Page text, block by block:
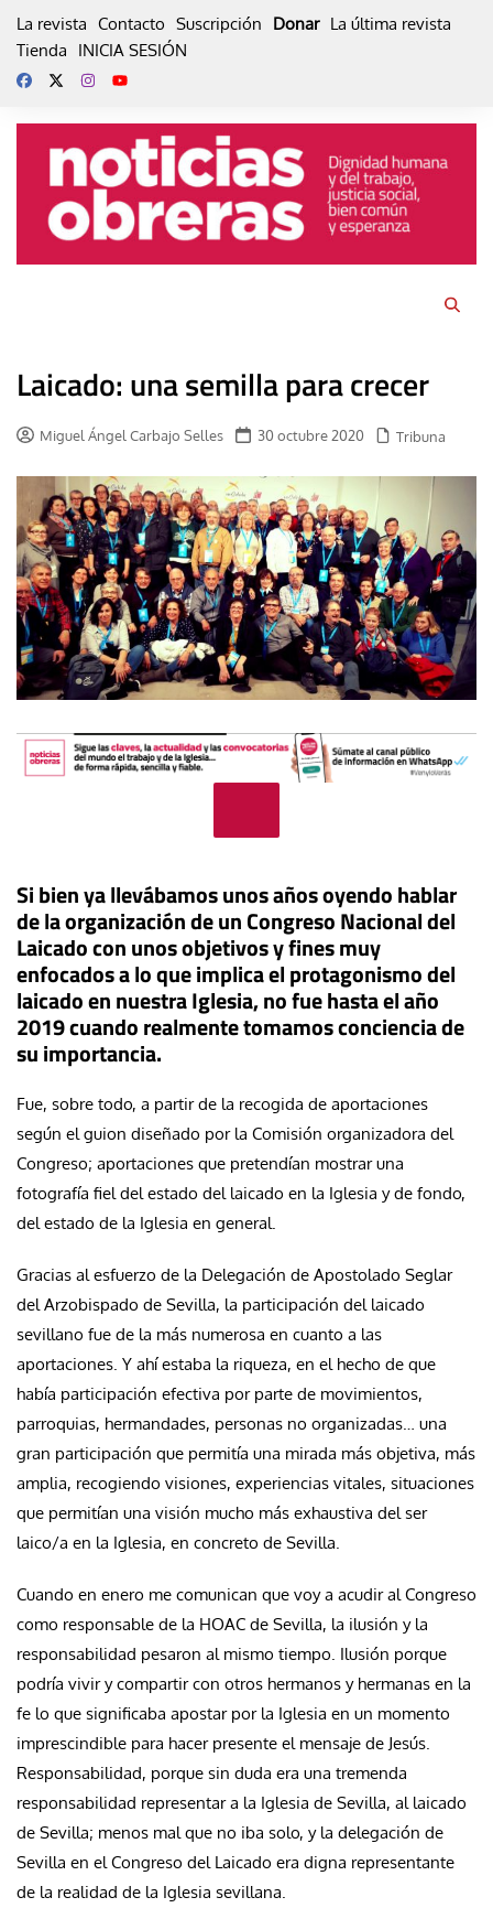
La revista Contacto Suscripción Donar La última revista
Tienda
INICIA SESIÓN
Laicado: una semilla para crecer
Miguel Ángel Carbajo Selles 30 octubre 2020 Tribuna
Si bien ya llevábamos unos años oyendo hablar
de la organización de un Congreso Nacional del
Laicado con unos objetivos y fines muy
enfocados a lo que implica el protagonismo del
laicado en nuestra Iglesia, no fue hasta el año
2019 cuando realmente tomamos conciencia de
su importancia.
Fue, sobre todo, a partir de la recogida de aportaciones
según el guion diseñado por la Comisión organizadora del
Congreso; aportaciones que pretendían mostrar una
fotografía fiel del estado del laicado en la Iglesia y de fondo,
del estado de la Iglesia en general.
Gracias al esfuerzo de la Delegación de Apostolado Seglar
del Arzobispado de Sevilla, la participación del laicado
sevillano fue de la más numerosa en cuanto a las
aportaciones. Y ahí estaba la riqueza, en el hecho de que
había participación efectiva por parte de movimientos,
parroquias, hermandades, personas no organizadas… una
gran participación que permitía una mirada más objetiva, más
amplia, recogiendo visiones, experiencias vitales, situaciones
que permitían una visión mucho más exhaustiva del ser
laico/a en la Iglesia, en concreto de Sevilla.
Cuando en enero me comunican que voy a acudir al Congreso
como responsable de la HOAC de Sevilla, la ilusión y la
responsabilidad pesaron al mismo tiempo. Ilusión porque
podría vivir y compartir con otros hermanos y hermanas en la
fe lo que significaba apostar por la Iglesia en un momento
imprescindible para hacer presente el mensaje de Jesús.
Responsabilidad, porque sin duda era una tremenda
responsabilidad representar a la Iglesia de Sevilla, al laicado
de Sevilla; menos mal que no iba solo, y la delegación de
Sevilla en el Congreso del Laicado era digna representante
de la realidad de la Iglesia sevillana.